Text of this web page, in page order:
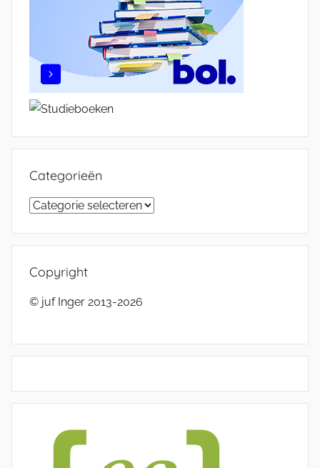
Categorieën
Categorieën
Copyright
© juf Inger 2013-2026